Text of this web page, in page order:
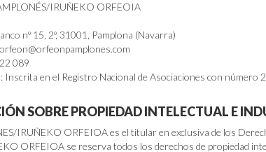
IRUÑEKO ORFEOIA
nº 15, 2º, 31001, Pamplona (Navarra)
089
Inscrita en el Registro Nacional de Asociaciones con número
SOBRE PROPIEDAD INTELECTUAL E
IRUÑEKO ORFEIOA es el titular en exclusiva de los
ORFEIOA se reserva todos los derechos de propiedad